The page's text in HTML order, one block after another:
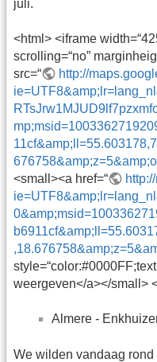
juli.
<html> <iframe
scrolling=“no”
src=“
http://
<small><a href=“
weergeven</a></small>
Almere -
We wilden vandaag